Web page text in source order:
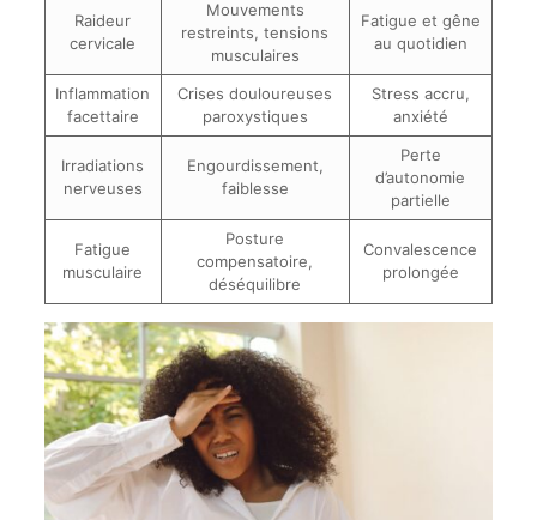
Raideur
cervicale
Mouvements
restreints, tensions
musculaires
Fatigue et gêne
au quotidien
Inflammation
facettaire
Crises douloureuses
paroxystiques
Stress accru,
anxiété
Irradiations
nerveuses
Engourdissement,
faiblesse
Perte
d’autonomie
partielle
Fatigue
musculaire
Posture
compensatoire,
déséquilibre
Convalescence
prolongée